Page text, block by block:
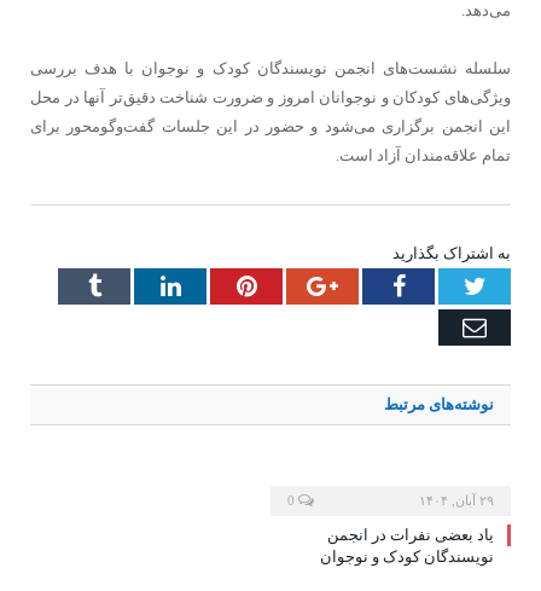
می‌دهد.
سلسله نشست‌های انجمن نویسندگان کودک و نوجوان با هدف بررسی
ویژگی‌های کودکان و نوجوانان امروز و ضرورت شناخت دقیق‌تر آنها در محل
این انجمن برگزاری می‌شود و حضور در این جلسات گفت‌وگومحور برای
تمام علاقه‌مندان آزاد است.
به اشتراک بگذارید
Twitter
Facebook
Google+
Pinterest
LinkedIn
Tumblr
Email
نوشته‌های مرتبط
۲۹ آبان, ۱۴۰۴
یاد بعضی نفرات در انجمن
نویسندگان کودک و نوجوان